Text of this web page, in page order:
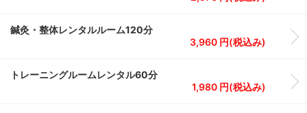
鍼灸・整体レンタルルーム120分
3,960 円(税込み)
トレーニングルームレンタル60分
1,980 円(税込み)